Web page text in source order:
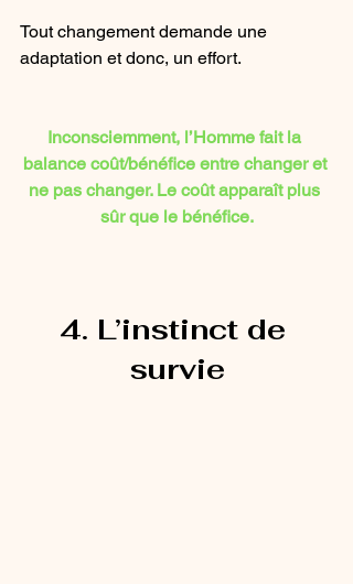
Tout changement demande une
adaptation et donc, un effort.
Inconsciemment, l’Homme fait la
balance coût/bénéfice entre changer et
ne pas changer. Le coût apparaît plus
sûr que le bénéfice.
4. L’instinct de
survie